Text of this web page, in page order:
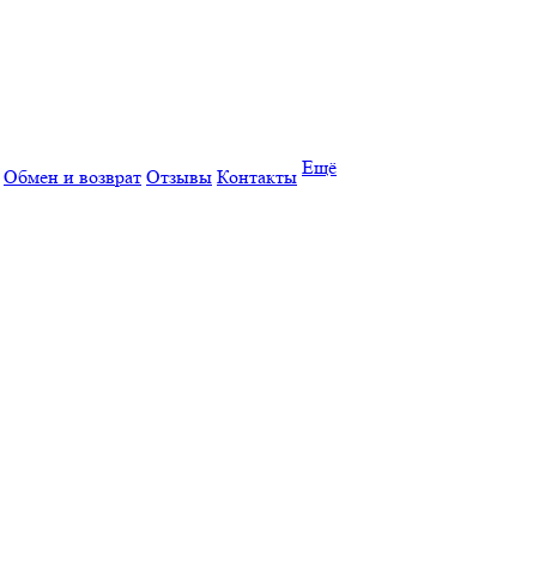
Обмен и возврат Отзывы Контакты Ещё